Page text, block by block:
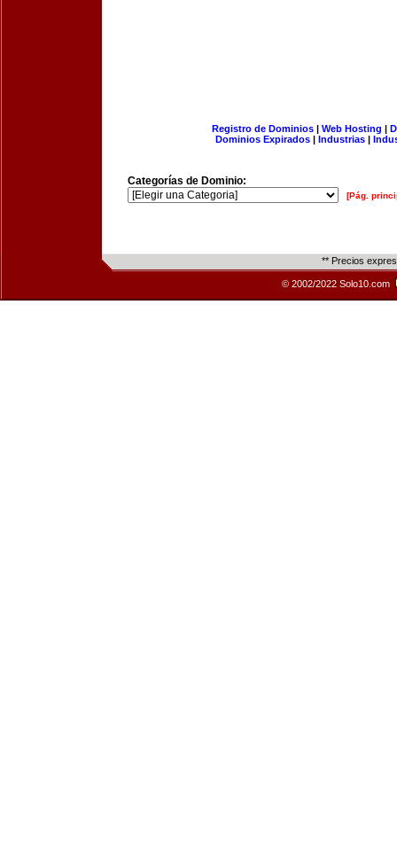
Registro de Dominios| Web Hosting |
Dominios Expirados | Industrias |
Categorías de Dominio:
[Pág.
** Precios
© 2002/2022 Solo10.com